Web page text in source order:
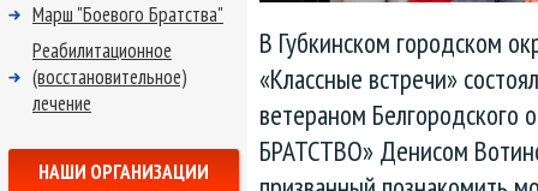
В Губкинском городском
«Классные встречи»
ветераном Белгородского
БРАТСТВО» Денисом
Марш "Боевого Братства"
Реабилитационное
(восстановительное)
лечение
НАШИ ОРГАНИЗАЦИИ